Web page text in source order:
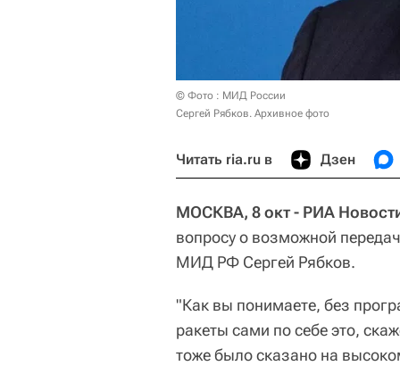
© Фото : МИД России
Сергей Рябков. Архивное фото
Читать ria.ru в Дзен
МОСКВА, 8 окт - РИА
вопросу о возможной
МИД РФ Сергей Рябков.
"Как вы понимаете, без
ракеты сами по себе это,
тоже было сказано на